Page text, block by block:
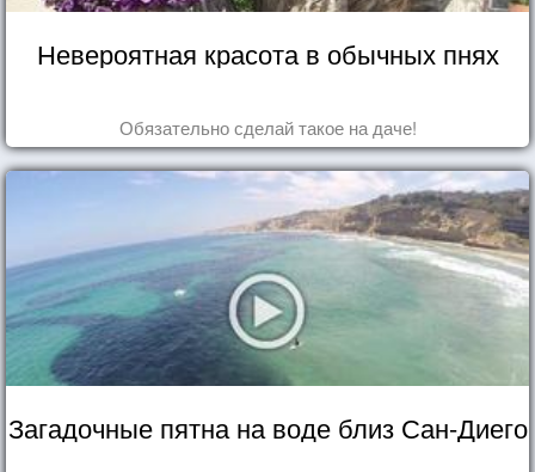
Невероятная красота в обычных пнях
Обязательно сделай такое на даче!
Загадочные пятна на воде близ Сан-Диего